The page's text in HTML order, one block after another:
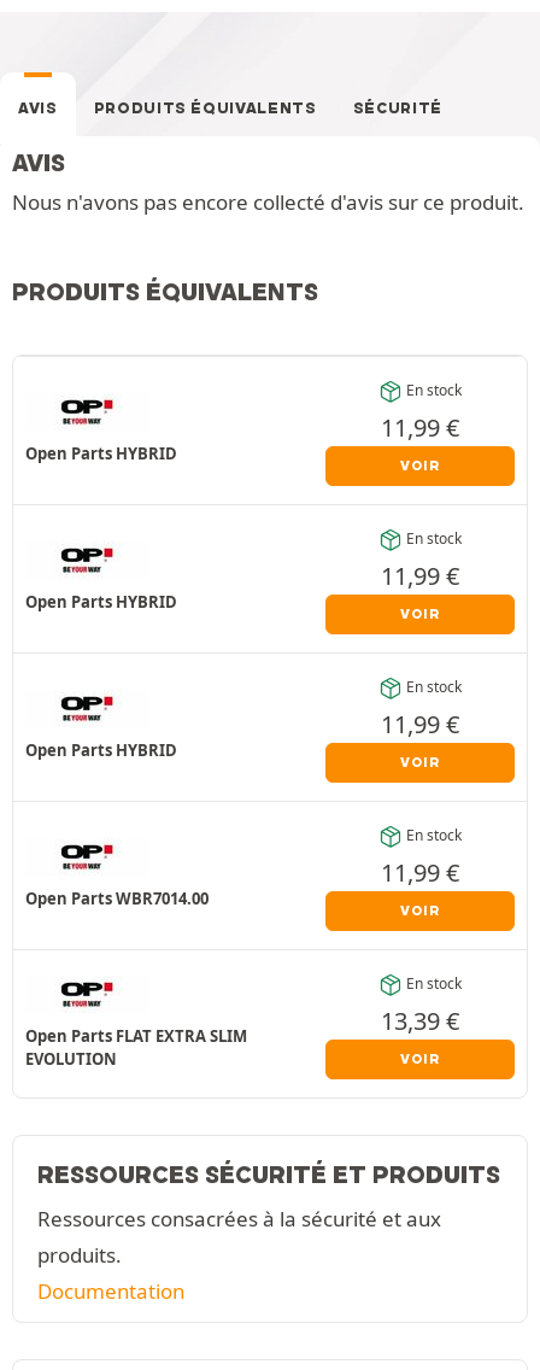
AVIS PRODUITS ÉQUIVALENTS SÉCURITÉ
AVIS
Nous n'avons pas encore collecté d'avis sur ce produit.
PRODUITS ÉQUIVALENTS
Open Parts HYBRID
En stock
11,99€
VOIR
Open Parts HYBRID
En stock
11,99€
VOIR
Open Parts HYBRID
En stock
11,99€
VOIR
Open Parts WBR7014.00
En stock
11,99€
VOIR
Open Parts FLAT EXTRA SLIM
EVOLUTION
En stock
13,39€
VOIR
RESSOURCES SÉCURITÉ ET PRODUITS
Ressources consacrées à la sécurité et aux
produits.
Documentation